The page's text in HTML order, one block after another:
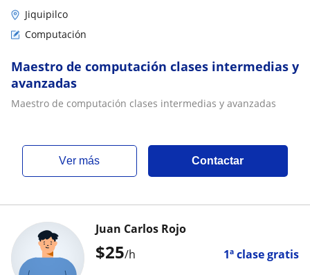
Jiquipilco
Computación
Maestro de computación clases intermedias y
avanzadas
Maestro de computación clases intermedias y avanzadas
ver más Contactar
$25/h 1ª clase gratis
Juan Carlos Rojo